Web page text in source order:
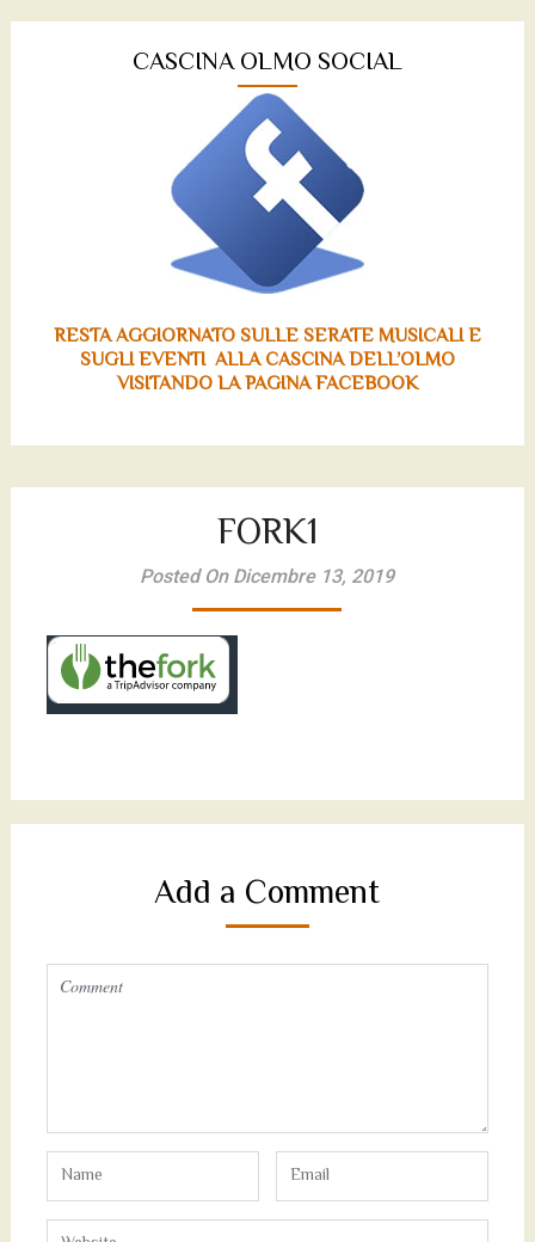
CASCINA OLMO SOCIAL
RESTA AGGIORNATO SULLE SERATE MUSICALI E
SUGLI EVENTI ALLA CASCINA DELL’OLMO
VISITANDO LA PAGINA FACEBOOK
FORK1
Posted On Dicembre 13, 2019
Add a Comment